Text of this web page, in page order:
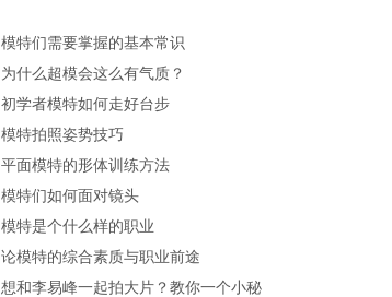
模特们需要掌握的基本常识
为什么超模会这么有气质？
初学者模特如何走好台步
模特拍照姿势技巧
平面模特的形体训练方法
模特们如何面对镜头
模特是个什么样的职业
论模特的综合素质与职业前途
想和李易峰一起拍大片？教你一个小秘